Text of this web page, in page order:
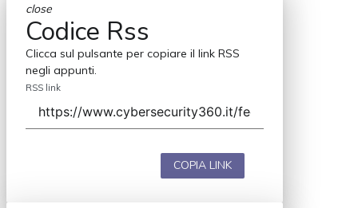
close
Codice Rss
Clicca sul pulsante per copiare il link RSS
negli appunti.
RSS link
COPIA LINK